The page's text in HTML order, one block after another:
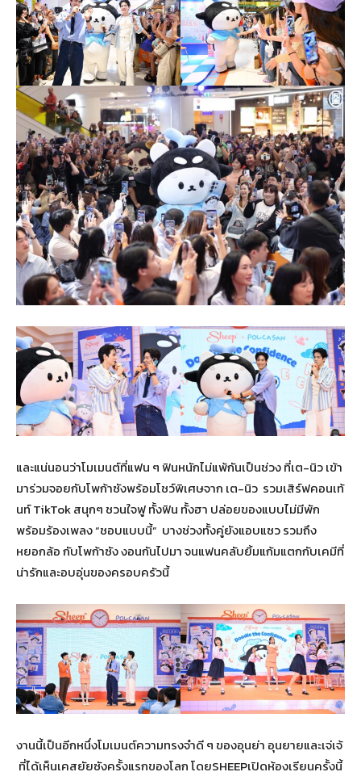
และแน่นอนว่าโมเมนต์ที่แฟน ๆ ฟินหนักไม่แพ้กันเป็นช่วง ที่เต-นิว เข้า
มาร่วมจอยกับโพก้าซังพร้อมโชว์พิเศษจาก เต-นิว รวมเสิร์ฟคอนเท้
นท์ TikTok สนุกๆ ชวนใจฟู ทั้งฟิน ทั้งฮา ปล่อยของแบบไม่มีพัก
พร้อมร้องเพลง “ชอบแบบนี้” บางช่วงทั้งคู่ยังแอบแซว รวมถึง
หยอกล้อ กับโพก้าซัง งอนกันไปมา จนแฟนคลับยิ้มแก้มแตกกับเคมีที่
น่ารักและอบอุ่นของครอบครัวนี้
งานนี้เป็นอีกหนึ่งโมเมนต์ความทรงจำดี ๆ ของอุนย่า อุนยายและเจ่เจ้
ที่ได้เห็นเคสยัยซังครั้งแรกของโลก โดยSHEEPเปิดห้องเรียนครั้งนี้